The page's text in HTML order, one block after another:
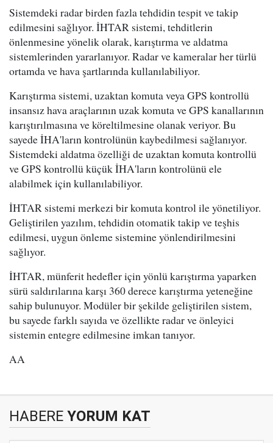
Sistemdeki radar birden fazla tehdidin tespit ve takip
edilmesini sağlıyor. İHTAR sistemi, tehditlerin
önlenmesine yönelik olarak, karıştırma ve aldatma
sistemlerinden yararlanıyor. Radar ve kameralar her türlü
ortamda ve hava şartlarında kullanılabiliyor.
Karıştırma sistemi, uzaktan komuta veya GPS kontrollü
insansız hava araçlarının uzak komuta ve GPS kanallarının
karıştırılmasına ve köreltilmesine olanak veriyor. Bu
sayede İHA'ların kontrolünün kaybedilmesi sağlanıyor.
Sistemdeki aldatma özelliği de uzaktan komuta kontrollü
ve GPS kontrollü küçük İHA'ların kontrolünü ele
alabilmek için kullanılabiliyor.
İHTAR sistemi merkezi bir komuta kontrol ile yönetiliyor.
Geliştirilen yazılım, tehdidin otomatik takip ve teşhis
edilmesi, uygun önleme sistemine yönlendirilmesini
sağlıyor.
İHTAR, münferit hedefler için yönlü karıştırma yaparken
sürü saldırılarına karşı 360 derece karıştırma yeteneğine
sahip bulunuyor. Modüler bir şekilde geliştirilen sistem,
bu sayede farklı sayıda ve özellikte radar ve önleyici
sistemin entegre edilmesine imkan tanıyor.
AA
HABERE YORUM KAT